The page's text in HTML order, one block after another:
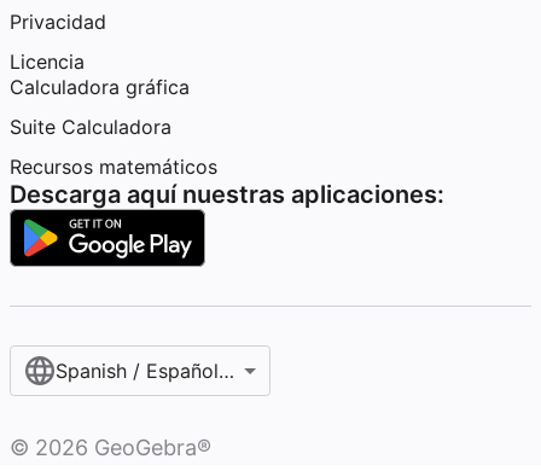
Privacidad
Licencia
Calculadora gráfica
Suite Calculadora
Recursos matemáticos
Descarga aquí nuestras aplicaciones:
Spanish / Español (internacional)
© 2026 GeoGebra®